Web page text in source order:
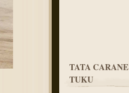
TATA CARANE
TUKU